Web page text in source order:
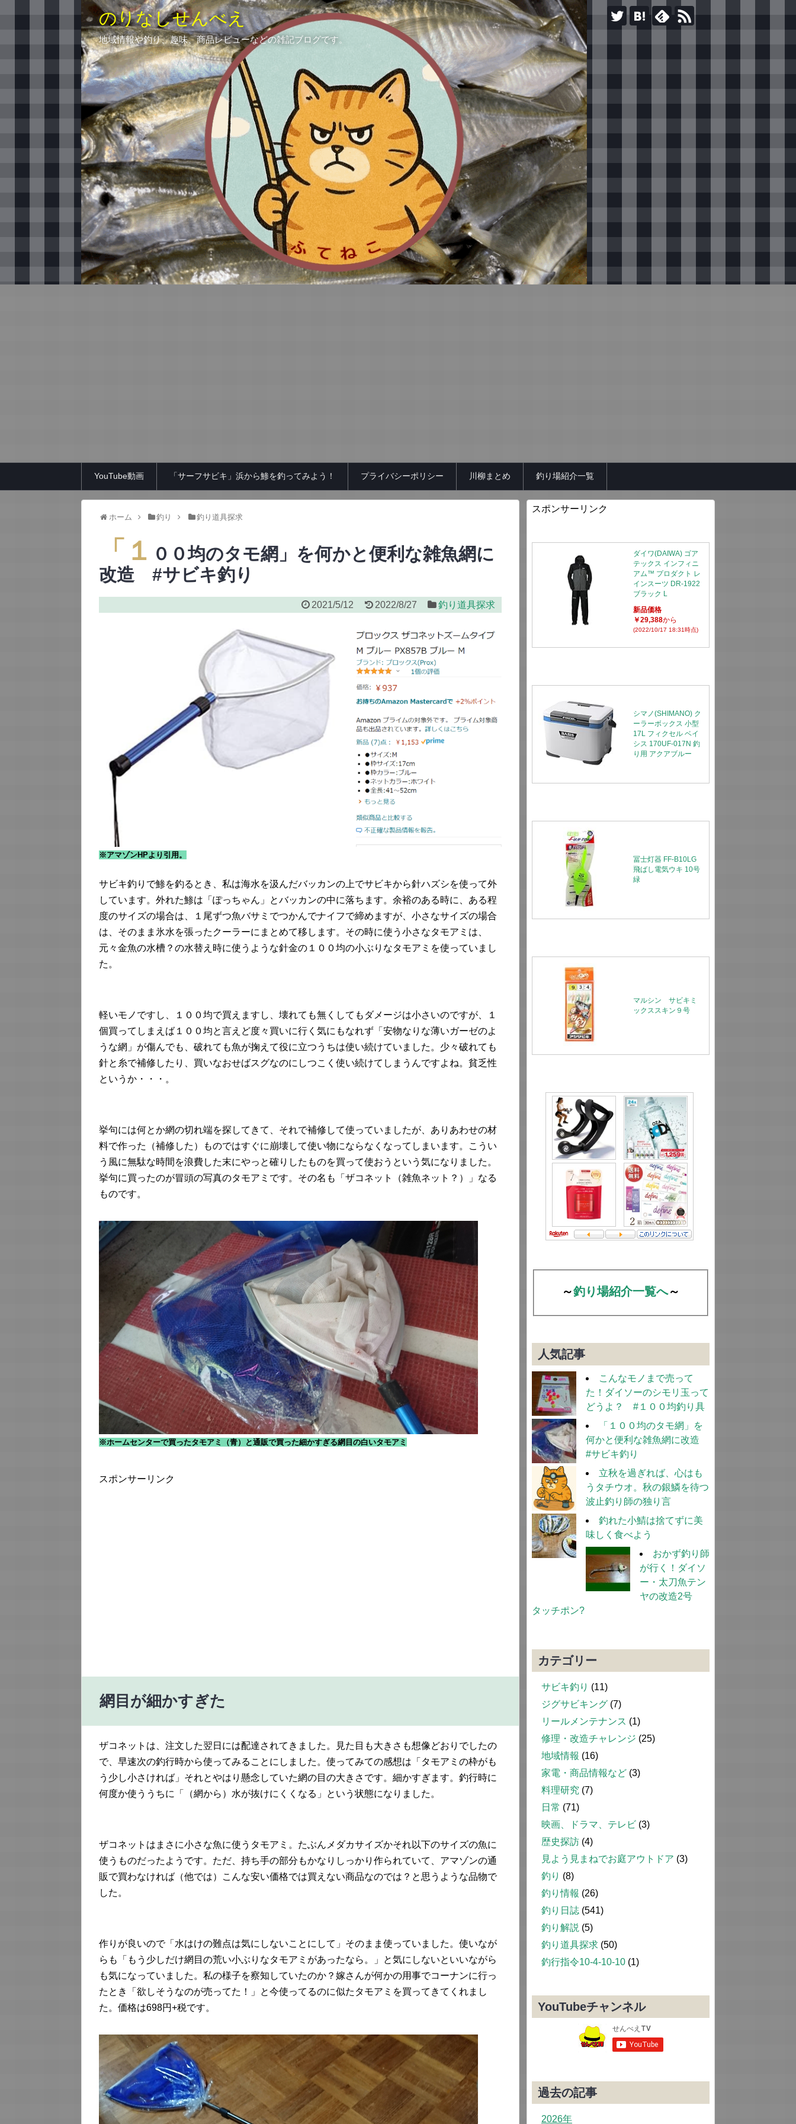
のりなしせんべえ
地域情報や釣り、趣味、商品レビューなどの雑記ブログです。
YouTube動画 「サーフサビキ」浜から鯵を釣ってみよう！ プライバシーポリシー 川柳まとめ 釣り場紹介一覧
ホーム 釣り 釣り道具探求
「１ ００均のタモ網」を何かと便利な雑魚網に
改造 #サビキ釣り
2021/5/12 2022/8/27 釣り道具探求
※アマゾンHPより引用。
サビキ釣りで鯵を釣るとき、私は海水を汲んだバッカンの上でサビキから針ハズシを使って外
しています。外れた鯵は「ぽっちゃん」とバッカンの中に落ちます。余裕のある時に、ある程
度のサイズの場合は、１尾ずつ魚バサミでつかんでナイフで締めますが、小さなサイズの場合
は、そのまま氷水を張ったクーラーにまとめて移します。その時に使う小さなタモアミは、
元々金魚の水槽？の水替え時に使うような針金の１００均の小ぶりなタモアミを使っていまし
た。
軽いモノですし、１００均で買えますし、壊れても無くしてもダメージは小さいのですが、１
個買ってしまえば１００均と言えど度々買いに行く気にもなれず「安物なりな薄いガーゼのよ
うな網」が傷んでも、破れても魚が掬えて役に立つうちは使い続けていました。少々破れても
針と糸で補修したり、買いなおせばスグなのにしつこく使い続けてしまうんですよね。貧乏性
というか・・・。
挙句には何とか網の切れ端を探してきて、それで補修して使っていましたが、ありあわせの材
料で作った（補修した）ものではすぐに崩壊して使い物にならなくなってしまいます。こうい
う風に無駄な時間を浪費した末にやっと確りしたものを買って使おうという気になりました。
挙句に買ったのが冒頭の写真のタモアミです。その名も「ザコネット（雑魚ネット？）」なる
ものです。
※ホームセンターで買ったタモアミ（青）と通販で買った細かすぎる網目の白いタモアミ
スポンサーリンク
網目が細かすぎた
ザコネットは、注文した翌日には配達されてきました。見た目も大きさも想像どおりでしたの
で、早速次の釣行時から使ってみることにしました。使ってみての感想は「タモアミの枠がも
う少し小さければ」それとやはり懸念していた網の目の大きさです。細かすぎます。釣行時に
何度か使ううちに「（網から）水が抜けにくくなる」という状態になりました。
ザコネットはまさに小さな魚に使うタモアミ。たぶんメダカサイズかそれ以下のサイズの魚に
使うものだったようです。ただ、持ち手の部分もかなりしっかり作られていて、アマゾンの通
販で買わなければ（他では）こんな安い価格では買えない商品なのでは？と思うような品物で
した。
作りが良いので「水はけの難点は気にしないことにして」そのまま使っていました。使いなが
らも「もう少しだけ網目の荒い小ぶりなタモアミがあったなら。」と気にしないといいながら
も気になっていました。私の様子を察知していたのか？嫁さんが何かの用事でコーナンに行っ
たとき「欲しそうなのが売ってた！」と今使ってるのに似たタモアミを買ってきてくれまし
た。価格は698円+税です。
スポンサーリンク
ダイワ(DAIWA) ゴア
テックス インフィニ
アム™ プロダクト レ
インスーツ DR-1922
ブラック L
新品価格
￥29,388から
(2022/10/17 18:31時点)
シマノ(SHIMANO) ク
ーラーボックス 小型
17L フィクセル ベイ
シス 170UF-017N 釣
り用 アクアブルー
冨士灯器 FF-B10LG
飛ばし電気ウキ 10号
緑
マルシン サビキミ
ックススキン９号
～釣り場紹介一覧へ～
人気記事
こんなモノまで売って
た！ダイソーのシモリ玉って
どうよ？ #１００均釣り具
「１００均のタモ網」を
何かと便利な雑魚網に改造
#サビキ釣り
立秋を過ぎれば、心はも
うタチウオ。秋の銀鱗を待つ
波止釣り師の独り言
釣れた小鯖は捨てずに美
味しく食べよう
おかず釣り師
が行く！ダイソ
ー・太刀魚テン
ヤの改造2号
タッチポン?
カテゴリー
サビキ釣り (11)
ジグサビキング (7)
リールメンテナンス (1)
修理・改造チャレンジ (25)
地域情報 (16)
家電・商品情報など (3)
料理研究 (7)
日常 (71)
映画、ドラマ、テレビ (3)
歴史探訪 (4)
見よう見まねでお庭アウトドア (3)
釣り (8)
釣り情報 (26)
釣り日誌 (541)
釣り解説 (5)
釣り道具探求 (50)
釣行指令10-4-10-10 (1)
YouTubeチャンネル
過去の記事
2026年